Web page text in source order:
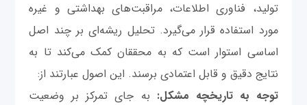
تولید، فناوری اطلاعات، مراقبت‌های بهداشتی و غیره
مورد استفاده قرار می‌گیرد. تحلیل ریشه‌ای بر چند اصل
اساسی استوار است که به محققان کمک می‌کند تا به
نتایج دقیق و قابل اعتمادی برسند. این اصول عبارتند از:
توجه به تاریخچه مشکل: به جای تمرکز بر وضعیت